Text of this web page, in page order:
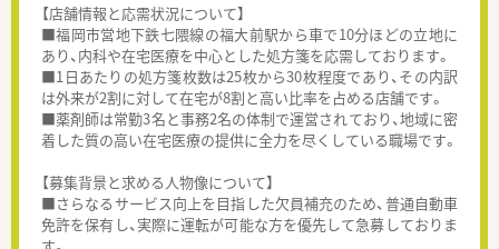
【店舗情報と応需状況について】
■福岡市営地下鉄七隈線の福大前駅から車で10分ほどの立地に
あり、内科や在宅医療を中心とした処方箋を応需しております。
■1日あたりの処方箋枚数は25枚から30枚程度であり、その内訳
は外来が2割に対して在宅が8割と高い比率を占める店舗です。
■薬剤師は常勤3名と事務2名の体制で運営されており、地域に密
着した質の高い在宅医療の提供に全力を尽くしている職場です。
【募集背景と求める人物像について】
■さらなるサービス向上を目指した欠員補充のため、普通自動車
免許を保有し、実際に運転が可能な方を優先して急募しておりま